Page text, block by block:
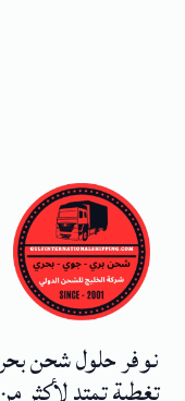
نوفر حلول شحن